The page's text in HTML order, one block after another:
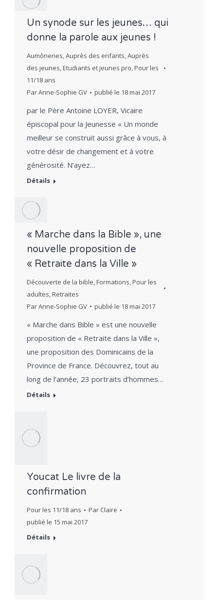
Un synode sur les jeunes… qui
donne la parole aux jeunes !
Aumôneries,Auprès des enfants,Auprès
des jeunes,Etudiants et jeunes pro,Pour les
11/18 ans
ParAnne-Sophie GV publié le 18 mai 2017
par le Père Antoine LOYER, Vicaire
épiscopal pour la Jeunesse « Un monde
meilleur se construit aussi grâce à vous, à
votre désir de changement et à votre
générosité. N’ayez…
Détails
« Marche dans la Bible », une
nouvelle proposition de
« Retraite dans la Ville »
Découverte de la bible,Formations,Pour les
adultes,Retraites
ParAnne-Sophie GV publié le 18 mai 2017
« Marche dans Bible » est une nouvelle
proposition de « Retraite dans la Ville »,
une proposition des Dominicains de la
Province de France. Découvrez, tout au
long de l’année, 23 portraits d’hommes…
Détails
Youcat Le livre de la
confirmation
Pour les 11/18 ans Par Claire
publié le 15 mai 2017
Détails